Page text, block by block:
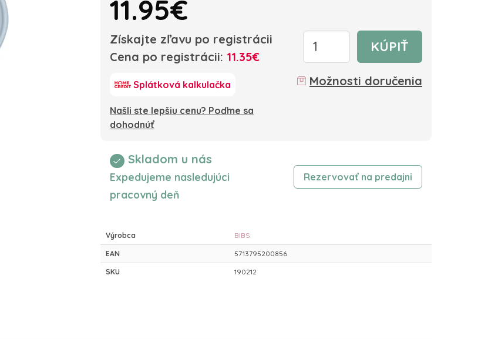
11.95€
Získajte zľavu po registrácii
Cena po registrácii: 11.35€
Splátková kalkulačka
Našli ste lepšiu cenu? Poďme sa
dohodnúť
KÚPIŤ
Možnosti doručenia
Skladom u nás
Expedujeme nasledujúci
pracovný deň
Rezervovať na predajni
Výrobca BIBS
EAN 5713795200856
SKU 190212